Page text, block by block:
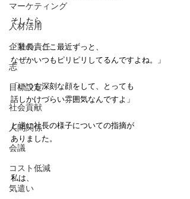
マーケティング
人材活用
企業の責任
志
目標設定
社会貢献
人間関係
会議
コスト低減
気遣い
そしたら
「社長、ここ最近ずっと、
なぜかいつもピリピリしてるんですよね。」
「いつも深刻な顔をして、とっても
話しかけづらい雰囲気なんですよ」
と逆に社長の様子についての指摘が
ありました。
私は、